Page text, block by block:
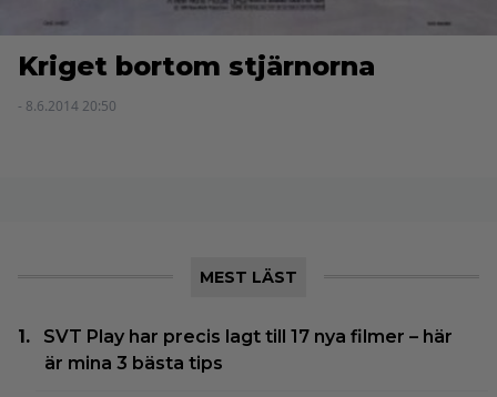
Kriget bortom stjärnorna
- 8.6.2014 20:50
MEST LÄST
SVT Play har precis lagt till 17 nya filmer – här
är mina 3 bästa tips